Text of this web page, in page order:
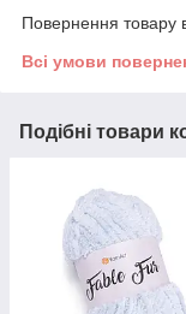
Повернення товару
Всі умови
Подібні товари